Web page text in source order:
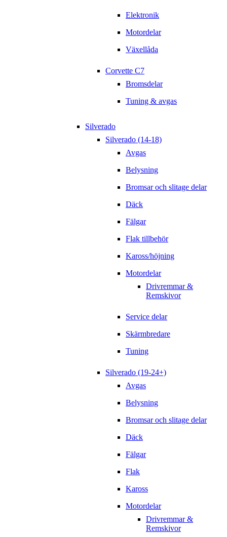
Elektronik
Motordelar
Växellåda
Corvette C7
Bromsdelar
Tuning & avgas
Silverado
Silverado (14-18)
Avgas
Belysning
Bromsar och slitage delar
Däck
Fälgar
Flak tillbehör
Kaross/höjning
Motordelar
Drivremmar &
Remskivor
Service delar
Skärmbredare
Tuning
Silverado (19-24+)
Avgas
Belysning
Bromsar och slitage delar
Däck
Fälgar
Flak
Kaross
Motordelar
Drivremmar &
Remskivor